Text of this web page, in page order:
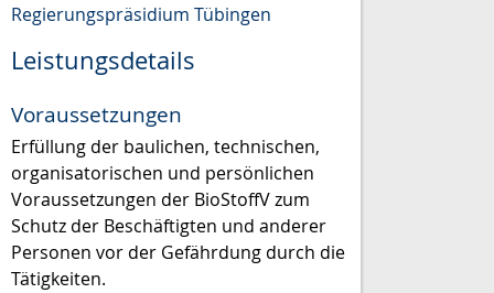
Regierungspräsidium Tübingen
Leistungsdetails
Voraussetzungen
Erfüllung der baulichen, technischen,
organisatorischen und persönlichen
Voraussetzungen der BioStoffV zum
Schutz der Beschäftigten und anderer
Personen vor der Gefährdung durch die
Tätigkeiten.